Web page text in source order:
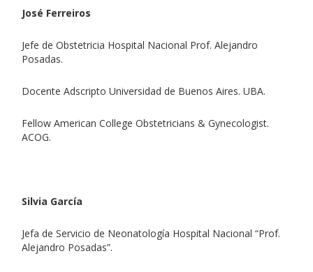
José Ferreiros
Jefe de Obstetricia Hospital Nacional Prof. Alejandro
Posadas.
Docente Adscripto Universidad de Buenos Aires. UBA.
Fellow American College Obstetricians & Gynecologist.
ACOG.
Silvia García
Jefa de Servicio de Neonatología Hospital Nacional “Prof.
Alejandro Posadas”.